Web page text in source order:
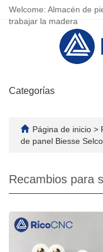
Welcome: Almacén de
trabajar la madera
Categorías
Página de inicio >
de panel Biesse Selco
Recambios para